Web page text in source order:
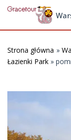
Skip to content
Strona główna »
Łazienki Park »